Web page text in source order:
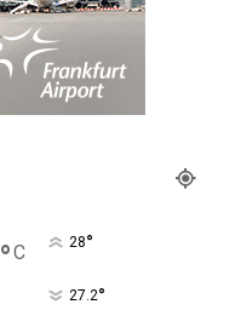
°C 28°
27.2°